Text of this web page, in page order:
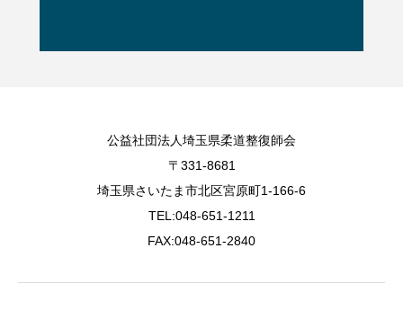
公益社団法人埼玉県柔道整復師会
〒331-8681
埼玉県さいたま市北区宮原町1-166-6
TEL:048-651-1211
FAX:048-651-2840